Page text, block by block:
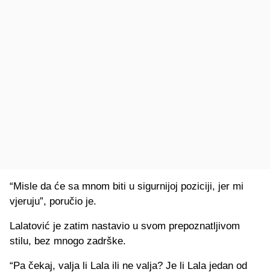
“Misle da će sa mnom biti u sigurnijoj poziciji, jer mi
vjeruju”, poručio je.
Lalatović je zatim nastavio u svom prepoznatljivom
stilu, bez mnogo zadrške.
“Pa čekaj, valja li Lala ili ne valja? Je li Lala jedan od